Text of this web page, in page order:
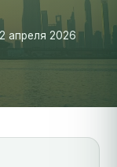
апреля 2026